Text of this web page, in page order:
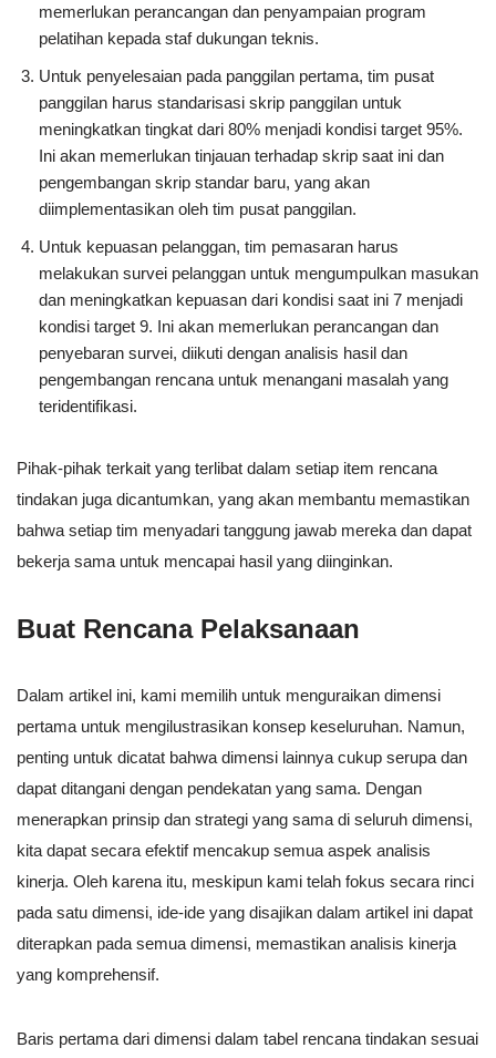
memerlukan perancangan dan penyampaian program
pelatihan kepada staf dukungan teknis.
Untuk penyelesaian pada panggilan pertama, tim pusat
panggilan harus standarisasi skrip panggilan untuk
meningkatkan tingkat dari 80% menjadi kondisi target 95%.
Ini akan memerlukan tinjauan terhadap skrip saat ini dan
pengembangan skrip standar baru, yang akan
diimplementasikan oleh tim pusat panggilan.
Untuk kepuasan pelanggan, tim pemasaran harus
melakukan survei pelanggan untuk mengumpulkan masukan
dan meningkatkan kepuasan dari kondisi saat ini 7 menjadi
kondisi target 9. Ini akan memerlukan perancangan dan
penyebaran survei, diikuti dengan analisis hasil dan
pengembangan rencana untuk menangani masalah yang
teridentifikasi.
Pihak-pihak terkait yang terlibat dalam setiap item rencana
tindakan juga dicantumkan, yang akan membantu memastikan
bahwa setiap tim menyadari tanggung jawab mereka dan dapat
bekerja sama untuk mencapai hasil yang diinginkan.
Buat Rencana Pelaksanaan
Dalam artikel ini, kami memilih untuk menguraikan dimensi
pertama untuk mengilustrasikan konsep keseluruhan. Namun,
penting untuk dicatat bahwa dimensi lainnya cukup serupa dan
dapat ditangani dengan pendekatan yang sama. Dengan
menerapkan prinsip dan strategi yang sama di seluruh dimensi,
kita dapat secara efektif mencakup semua aspek analisis
kinerja. Oleh karena itu, meskipun kami telah fokus secara rinci
pada satu dimensi, ide-ide yang disajikan dalam artikel ini dapat
diterapkan pada semua dimensi, memastikan analisis kinerja
yang komprehensif.
Baris pertama dari dimensi dalam tabel rencana tindakan sesuai